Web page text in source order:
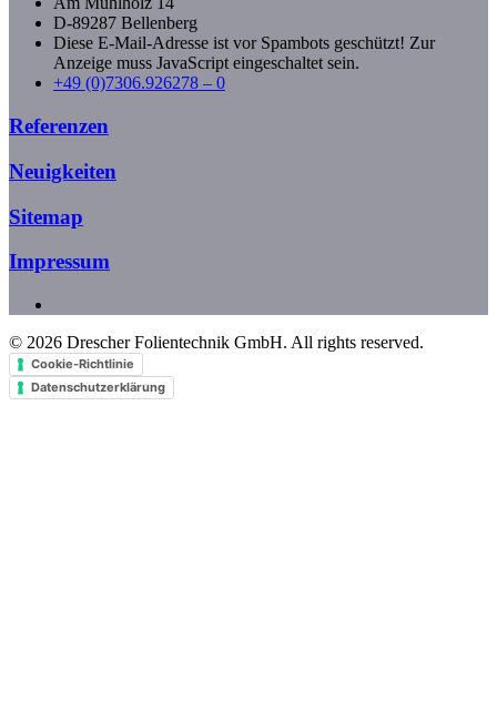
D-89287 Bellenberg
Diese E-Mail-Adresse ist vor Spambots geschützt! Zur
Anzeige muss JavaScript eingeschaltet sein.
+49 (0)7306.926278 – 0
Referenzen
Neuigkeiten
Sitemap
Impressum
© 2026 Drescher Folientechnik GmbH. All rights reserved.
Cookie-Richtlinie
Datenschutzerklärung